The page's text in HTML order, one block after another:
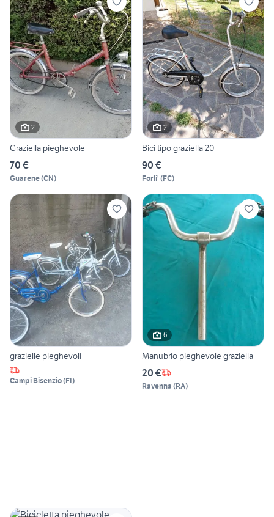
2
Graziella pieghevole
70 €
Guarene(CN)
2
Bici tipo graziella 20
90 €
Forli' (FC)
grazielle pieghevoli
Campi Bisenzio(FI)
6
Manubrio pieghevole graziella
20 €
Ravenna (RA)